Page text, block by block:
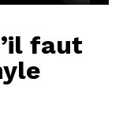
faut